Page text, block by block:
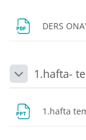
DERS
Daralt1.hafta-
1.hafta